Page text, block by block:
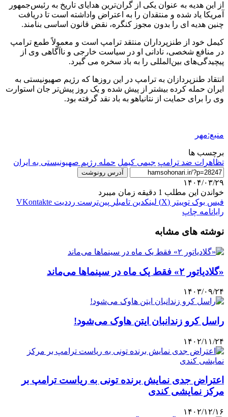
از این هدیه به عنوان یکی از گران‌ترین هدایای تاریخ به رئیس‌جمهور
آمریکا یاد شده و منتقدان را به اعتراض واداشته است تا دریافت
چنین هدیه ای را بدون مجوز کنگره، نقض قانون اساسی بنامند.
کیمل خود از طنزپرداران منتقد ترامپ است و معمولاً طمع ترامپ
در منافع شخصی، نادانی او در سیاست خارجی و ناآگاهی وی از
پیچیدگی‌های بین‌المللی را به باد سخره می گیرد.
انتقاد طنزپردازان به ترامپ در این روزها که رژیم صهیونیستی به
ایران حمله کرده بیشتر از پیش شده و یک روز پیش‌تر جان استوارت
وی را برای حمایت از نتانیاهو به باد نقد گرفته بود.
منبع:مهر
برچسب ها
تظاهرات ضد ترامپ جیمی کیمل حمله رژیم صهیونیستی به ایران
آدرس رونوشت
۱۴۰۴/۰۳/۲۹
خواندن این مطلب 1 دقیقه زمان میبرد
فیس بوک توییتر (X) لینکدین ‫تامبلر ‫پین‌ترست ‫رددیت ‫VKontakte
رایانامه چاپ
نوشته های مشابه
«گلادیاتور ۲» فقط یک ماه در سینماها می‌ماند
۱۴۰۳/۰۹/۲۴
راسل کرو زندانبان ایتن هاوک می‌شود!
۱۴۰۲/۱۱/۲۴
اعتراض جدی نمایش برنده تونی به ریاست ترامپ بر
مرکز نمایشی کندی
۱۴۰۲/۱۲/۱۶